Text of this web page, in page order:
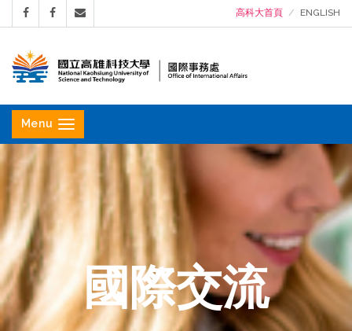
高科大首頁 ENGLISH
立
高
雄
科
技
大
學
國
際
Menu
國際交流